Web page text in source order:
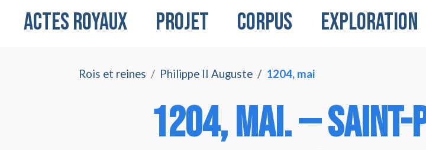
Actes royaux Projet Corpus Exploration
Rois et reines Philippe II Auguste 1204, mai
1204, mai. —